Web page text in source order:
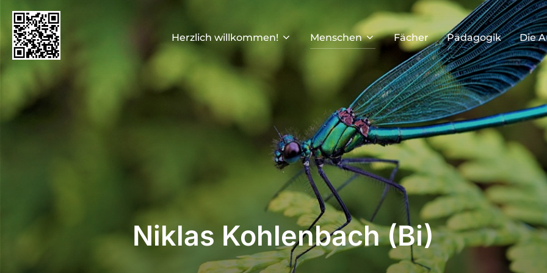
Zum
Inhalt
springen
Herzlich willkommen! Menschen Fächer Pädagogik Die
Niklas Kohlenbach (Bi)